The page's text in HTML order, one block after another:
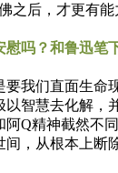
之后，才更有
慰吗？和鲁迅笔
我们直面生命
智慧去化解，
阿Q精神截然不
间，从根本上断